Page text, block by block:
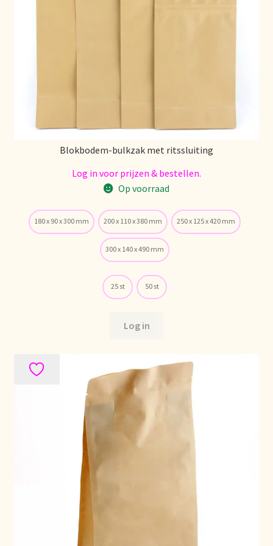
Contact
Contact
Contact
Datenschutzerklärung
Declaración de privacidad
Déclaration de confidentialité
Envío y entrega
Expédition et livraison
Image de marque personnelle
Blokbodem-bulkzak met ritssluiting
Log in voor prijzen & bestellen.
Op voorraad
180 x 90 x 300 mm 200 x 110 x 380 mm 250 x 125 x 420 mm
300 x 140 x 490 mm
25 st 50 st
Log in